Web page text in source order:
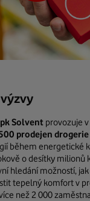
pk Solvent provozuje v
prodejen drogerie
během energetické
o desítky milionů
hledání možností,
tepelný komfort v
než 2 000